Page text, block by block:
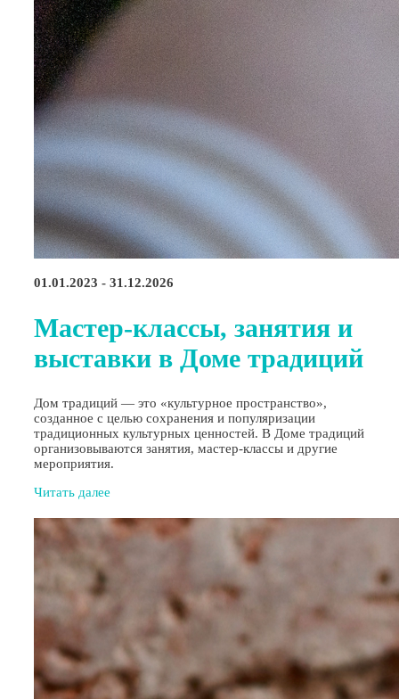
01.01.2023 - 31.12.2026
Мастер-классы, занятия и
выставки в Доме традиций
Дом традиций — это «культурное пространство»,
созданное с целью сохранения и популяризации
традиционных культурных ценностей. В Доме традиций
организовываются занятия, мастер-классы и другие
мероприятия.
Читать далее